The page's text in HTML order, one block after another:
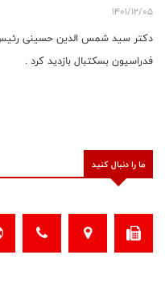
1401/12/05
دکتر سید شمس الدین حسینی
فدراسیون بسکتبال بازدید کرد .
ما را دنبال کنید